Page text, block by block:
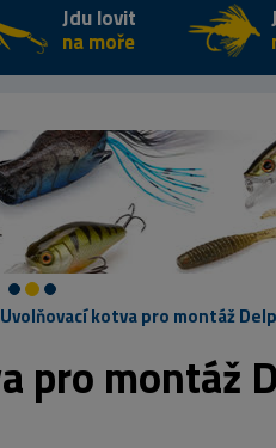
Jdu lovit
na moře
Uvolňovací kotva pro montáž
pro montáž